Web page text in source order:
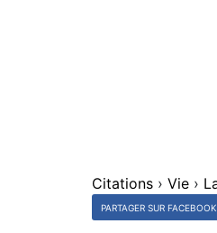
Citations › Vie ›
PARTAGER SUR FACEBOOK